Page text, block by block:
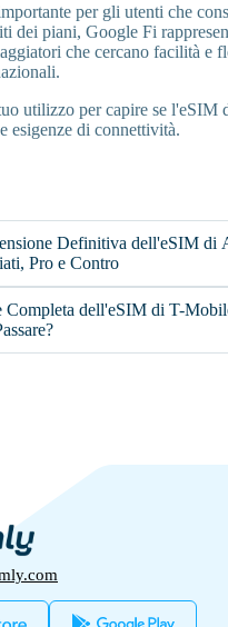
per gli utenti che
dei piani, Google Fi
che cercano facilità e
utilizzo per capire se l'eSIM
esigenze di connettività.
Definitiva dell'eSIM di
Pro e Contro
Completa dell'eSIM di T-